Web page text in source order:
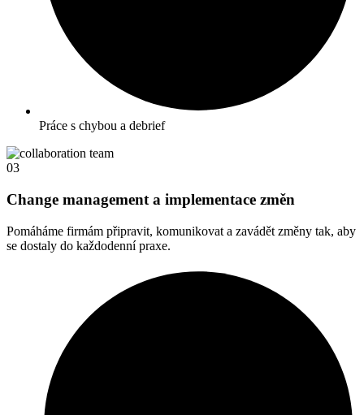
Práce s chybou a debrief
03
Change management a implementace změn
Pomáháme firmám připravit, komunikovat a zavádět změny tak, aby
se dostaly do každodenní praxe.